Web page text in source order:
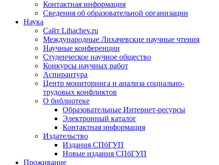
Контактная информация
Сведения об образовательной организации
Наука
Сайт Lihachev.ru
Международные Лихачевские научные чтения
Научные конференции
Студенческое научное общество
Конкурсы научных работ
Аспирантура
Центр мониторинга и анализа социально-
трудовых конфликтов
О библиотеке
Образовательные Интернет-ресурсы
Электронный каталог
Контактная информация
Издательство
Издания СПбГУП
Новые издания СПбГУП
Проживание